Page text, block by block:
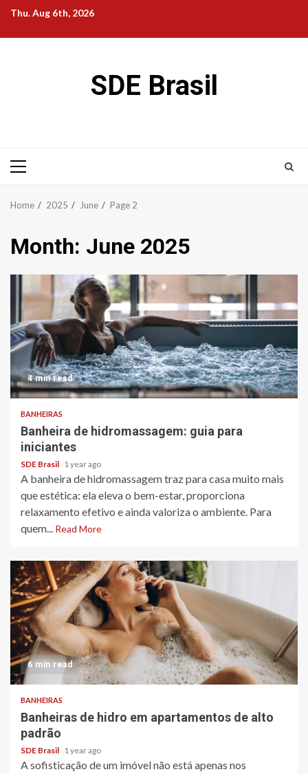
Skip
content
Thu. Aug 6th, 2026
SDE Brasil
Primary
Home 2025 June Page 2
Month: June 2025
4 min read
BANHEIRAS
Banheira de hidromassagem: guia para
iniciantes
SDE Brasil 1 year ago
A banheira de hidromassagem traz para casa muito mais
que estética: ela eleva o bem-estar, proporciona
relaxamento efetivo e ainda valoriza o ambiente. Para
quem... Read More
6 min read
BANHEIRAS
Banheiras de hidro em apartamentos de alto
padrão
SDE Brasil 1 year ago
A sofisticação de um imóvel não está apenas nos